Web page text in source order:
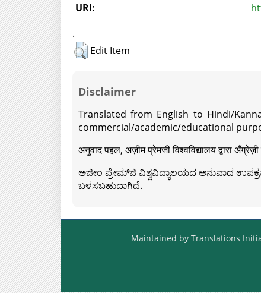
URI:
.
Edit Item
Disclaimer
Translated from English to Hindi/
commercial/academic/educational
अनुवाद पहल, अज़ीम प्रेमजी विश्वविद्यालय द्वारा
ಅಜೀಂ ಪ್ರೇಮ್‍ಜಿ ವಿಶ್ವವಿದ್ಯಾಲಯದ ಅನುವಾದ
ಬಳಸಬಹುದಾಗಿದೆ.
Maintained by Translations